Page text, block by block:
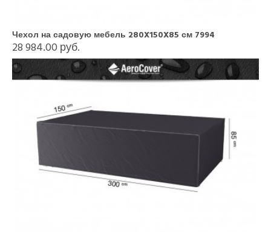
Чехол на садовую мебель 280X150X85 см 7994
28 984.00 руб.